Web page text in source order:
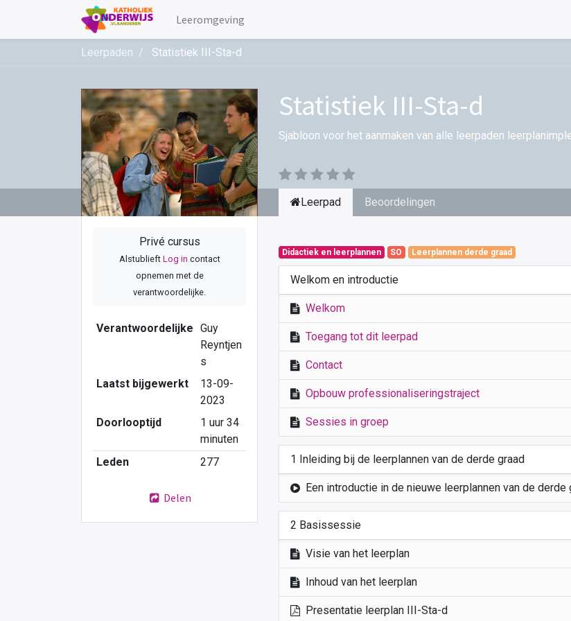
Leeromgeving
Leerpaden Statistiek III-Sta-d
Statistiek III-Sta-d
Sjabloon voor het aanmaken van alle leerpaden
Privé cursus
Alstublieft Log in contact
opnemen met de
verantwoordelijke.
Verantwoordelijke Guy
Reyntjen
s
Laatst bijgewerkt
13-09-
2023
Doorlooptijd
1 uur 34
minuten
Leden
277
Delen
Leerpad Beoordelingen
Didactiek en leerplannen SO Leerplannen derde graad
Welkom en introductie
Welkom
Toegang tot dit leerpad
Contact
Opbouw professionaliseringstraject
Sessies in groep
1 Inleiding bij de leerplannen van de derde graad
Een introductie in de nieuwe leerplannen van de derde
2 Basissessie
Visie van het leerplan
Inhoud van het leerplan
Presentatie leerplan III-Sta-d